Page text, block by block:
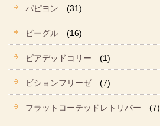
パピヨン (31)
ビーグル (16)
ビアデッドコリー (1)
ビションフリーゼ (7)
フラットコーテッドレトリバー (7)